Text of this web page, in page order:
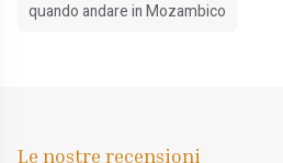
quando andare in Mozambico
Le nostre recensioni